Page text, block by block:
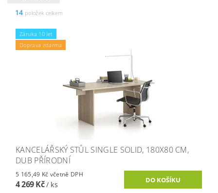
14 položek celkem
Záruka 10 let
Doprava zdarma
KANCELÁŘSKÝ STŮL SINGLE SOLID, 180X80 CM,
DUB PŘÍRODNÍ
5 165,49 Kč včetně DPH
4 269 Kč/ ks